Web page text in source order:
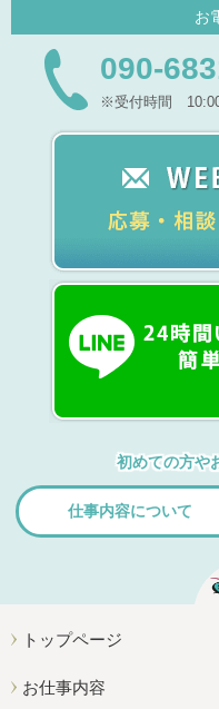
お
090-
※受付時間
初めての方や
仕事内容について
トップページ
お仕事内容